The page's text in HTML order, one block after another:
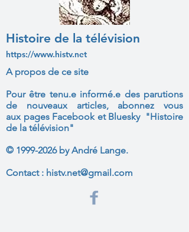
Histoire de la télévision
https://www.histv.net
A propos de ce site
Pour être tenu.e informé.e des parutions
de nouveaux articles, abonnez vous
aux pages Facebook et Bluesky "Histoire
de la télévision"
© 1999-2026by André Lange.
Contact : histv.net@gmail.com